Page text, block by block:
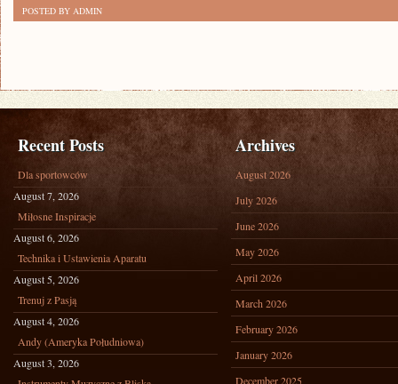
POSTED BY ADMIN
Recent Posts
Dla sportowców
August 7, 2026
Miłosne Inspiracje
August 6, 2026
Technika i Ustawienia Aparatu
August 5, 2026
Trenuj z Pasją
August 4, 2026
Andy (Ameryka Południowa)
August 3, 2026
Archives
August 2026
July 2026
June 2026
May 2026
April 2026
March 2026
February 2026
January 2026
December 2025